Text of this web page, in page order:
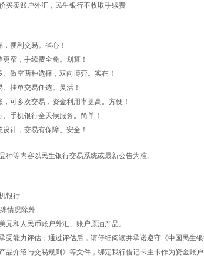
卖账户外汇，民生银行不收取手续费
便利交易。省心！
窄，手续费全免。划算！
空两种选择，双向博弈。实在！
挂单交易任选。灵活！
多次交易，资金利用率更高。方便！
手机银行全天候服务。简单！
计，交易有保障。安全！
等内容以民生银行交易系统或最新公告为准。
银行
情况除外
和人民币账户外汇、账户原油产品。
能力评估；通过评估后，请仔细阅读并承诺遵守《中国民生
品介绍与交易规则》等文件，绑定我行借记卡主卡作为资金账